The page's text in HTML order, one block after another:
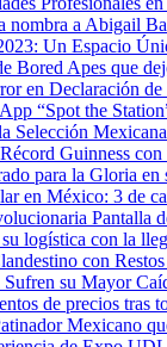
nombra a Abigail
Un Espacio
Bored Apes que
en Declaración
“Spot the
Selección
Guinness
para la Gloria
en México: 3 de
Pantalla
logística con la
con
su Mayor
de precios tras
Mexicano